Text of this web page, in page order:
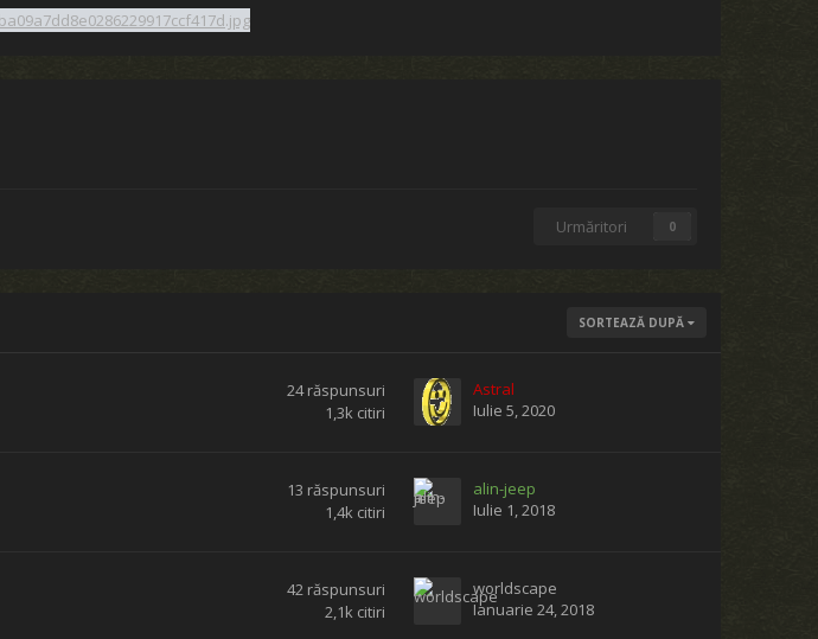
Urmăritori 0
SORTEAZĂ DUPĂ
24 răspunsuri
1,3k citiri
Astral
Iulie 5, 2020
13 răspunsuri
1,4k citiri
alin-jeep
Iulie 1, 2018
42 răspunsuri
2,1k citiri
worldscape
Ianuarie 24, 2018